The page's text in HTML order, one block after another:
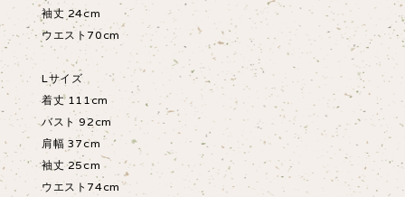
袖丈 24cm
ウエスト70cm
Lサイズ
着丈 111cm
バスト 92cm
肩幅 37cm
袖丈 25cm
ウエスト74cm